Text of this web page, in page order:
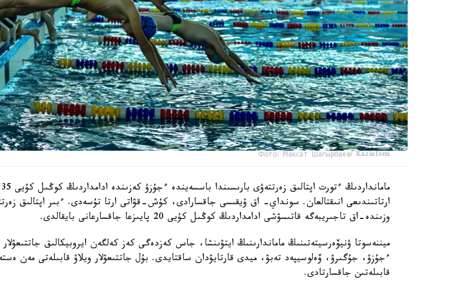
Фото: Максат Шагырбаев/ Kazinform
ارتاتىندىعى انىقتالعان. سونداي- اق ۇيقىسى جاقسارادى، كۇش-قۋاتى ارتا تۇسەدى. ءبىر اپتالىق
وزىندە-اق تاجىريبەگە قاتىسۋشى ادامداردىڭ كوڭىل كۇيى 20 پايىزعا جاقسارعانى بايقالدى.
ميننەسوتا ۋنيۆەرسيتەتىنىڭ ماماندارىنىڭ ايتۋىنشا، جاس كەزدەگى كەز كەلگەن ايروبيكالىق
ءجۇزۋ، جۇگىرۋ، ۆەلوسيپەد تەبۋ، ميدى قارتايۋدان ساقتايدى. بۇل جاتتىعۋلار ويلاۋ قابىلەتى مەن
قابىلەتىن جاقسارتادى.